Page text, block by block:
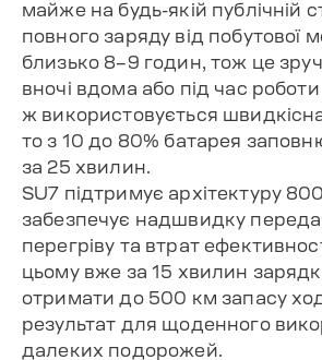
майже на будь-якій публічній
повного заряду від побутової
близько 8–9 годин, тож це
вночі вдома або під час
ж використовується швидкісна
то з 10 до 80% батарея
за 25 хвилин.
SU7 підтримує архітектуру
забезпечує надшвидку
перегріву та втрат
цьому вже за 15 хвилин
отримати до 500 км запасу
результат для щоденного
далеких подорожей.